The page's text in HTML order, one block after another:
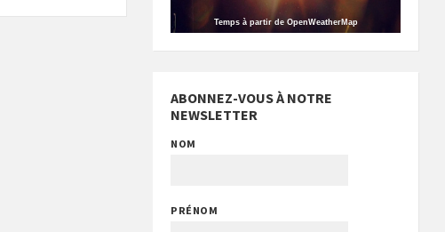
Temps à partir de OpenWeatherMap
ABONNEZ-VOUS À NOTRE
NEWSLETTER
NOM
PRÉNOM